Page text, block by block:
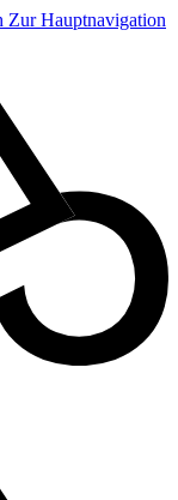
Zur Hauptnavigation